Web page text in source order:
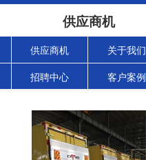
供应商机
供应商机 关于我们
招聘中心 客户案例